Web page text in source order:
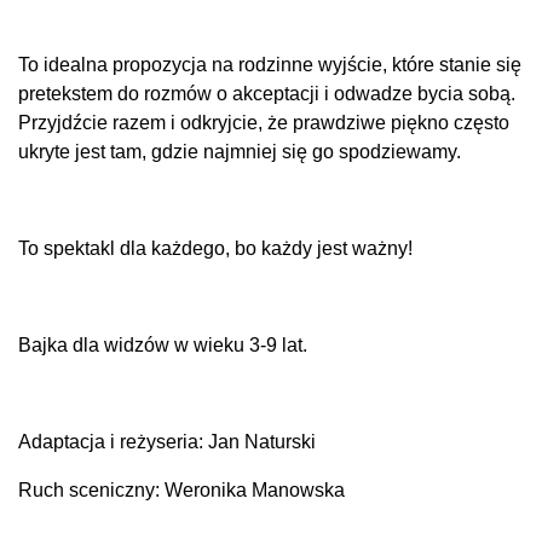
To idealna propozycja na rodzinne wyjście, które stanie się
pretekstem do rozmów o akceptacji i odwadze bycia sobą.
Przyjdźcie razem i odkryjcie, że prawdziwe piękno często
ukryte jest tam, gdzie najmniej się go spodziewamy.
To spektakl dla każdego, bo każdy jest ważny!
Bajka dla widzów w wieku 3-9 lat.
Adaptacja i reżyseria: Jan Naturski
Ruch sceniczny: Weronika Manowska